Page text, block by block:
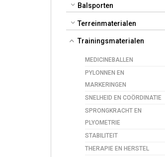
Balsporten
Terreinmaterialen
Trainingsmaterialen
MEDICINEBALLEN
PYLONNEN EN
MARKERINGEN
SNELHEID EN COÖRDINATIE
SPRONGKRACHT EN
PLYOMETRIE
STABILITEIT
THERAPIE EN HERSTEL